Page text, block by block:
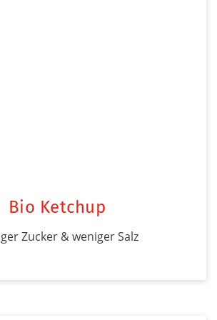
Bio Ketchup
Zucker & weniger Salz